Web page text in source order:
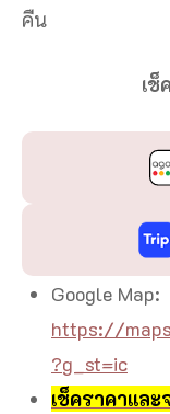
คืน
เ
Google Map:
https://
?g_st=ic
เช็คราคาแล